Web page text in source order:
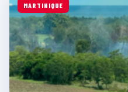
MARTINIQUE